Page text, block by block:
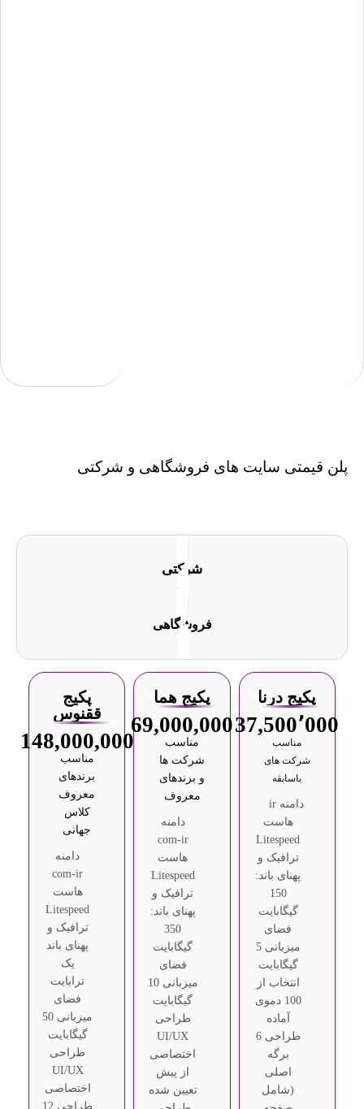
پلن قیمتی سایت های فروشگاهی و شرکتی
شرکتی
فروشگاهی
پکیج درنا
37,500٬000
مناسب
شرکت های
باسابقه
دامنه ir
هاست
Litespeed
ترافیک و
پهنای باند:
150
گیگابایت
فضای
میزبانی 5
گیگابایت
انتخاب از
100 دموی
آماده
طراحی 6
برگه
اصلی
(شامل
پکیج هما
69,000,000
مناسب
شرکت ها
و برندهای
معروف
دامنه
com-ir
هاست
Litespeed
ترافیک و
پهنای باند:
350
گیگابایت
فضای
میزبانی 10
گیگابایت
طراحی
UI/UX
اختصاصی
از پیش
تعیین شده
پکیج
ققنوس
148,000,000
مناسب
برندهای
معروف
کلاس
جهانی
دامنه
com-ir
هاست
Litespeed
ترافیک و
پهنای باند
یک
ترابایت
فضای
میزبانی 50
گیگابایت
طراحی
UI/UX
اختصاصی
طراحی 12